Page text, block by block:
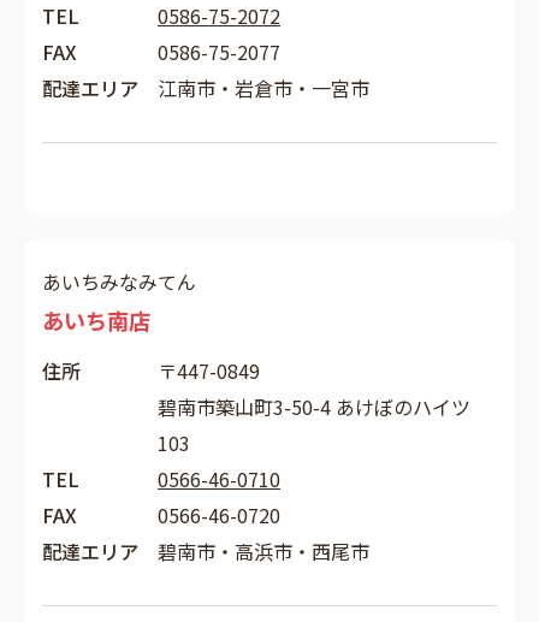
TEL
0586-75-2072
FAX
0586-75-2077
配達エリア
江南市・岩倉市・一宮市
あいちみなみてん
あいち南店
住所
〒447-0849
碧南市築山町3-50-4 あけぼのハイツ
103
TEL
0566-46-0710
FAX
0566-46-0720
配達エリア
碧南市・高浜市・西尾市